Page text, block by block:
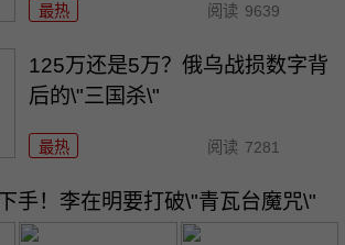
最热 阅读 9639
125万还是5万？俄乌战损数字背
后的\"三国杀\"
最热 阅读 7281
手！李在明要打破\"青瓦台魔咒\"